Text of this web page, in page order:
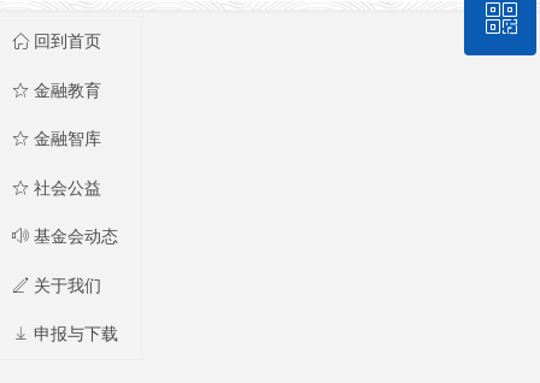
ꀇ 回到首页
ꄃ 金融教育
ꄃ 金融智库
ꄃ 社会公益
ꂗ 基金会动态
ꄅ 关于我们
ꄈ 申报与下载
010-62573204
ꀥ